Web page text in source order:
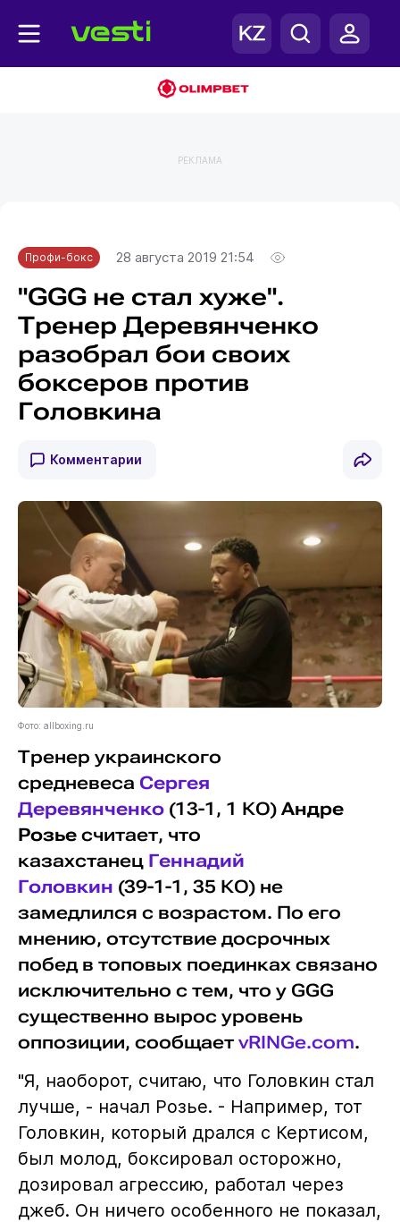
РЕКЛАМА
Профи-бокс 28 августа 2019 21:54
"GGG не стал хуже".
Тренер Деревянченко
разобрал бои своих
боксеров против
Головкина
Комментарии
Фото: allboxing.ru
Тренер украинского
средневеса Сергея
Деревянченко(13-1, 1 КО) Андре
Розье считает, что
казахстанец Геннадий
Головкин (39-1-1, 35 КО) не
замедлился с возрастом. По его
мнению, отсутствие досрочных
побед в топовых поединках связано
исключительно с тем, что у GGG
существенно вырос уровень
оппозиции, сообщает vRINGe.com.
"Я, наоборот, считаю, что Головкин стал
лучше, - начал Розье. - Например, тот
Головкин, который дрался с Кертисом,
был молод, боксировал осторожно,
дозировал агрессию, работал через
джеб. Он ничего особенного не показал,